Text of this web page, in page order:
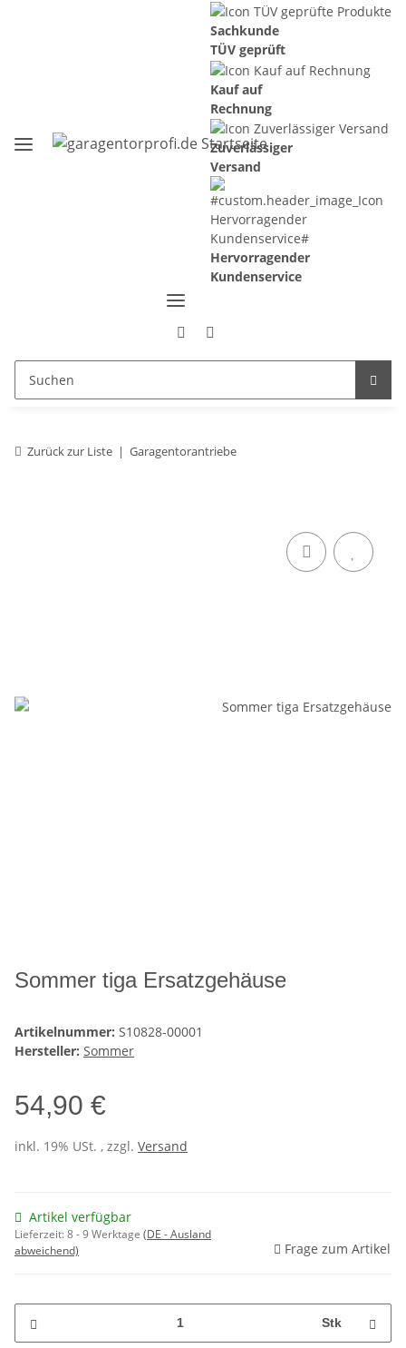
Sachkunde
TÜV geprüft
Kauf auf
Rechnung
Zuverlässiger
Versand
Hervorragender
Kundenservice
Zurück zur Liste Garagentorantriebe
Sommer tiga Ersatzgehäuse
Artikelnummer: S10828-00001
Hersteller: Sommer
54,90 €
inkl. 19% USt. , zzgl. Versand
Artikel verfügbar
Lieferzeit:8 - 9 Werktage (DE - Ausland
abweichend)
Frage zum Artikel
Stk